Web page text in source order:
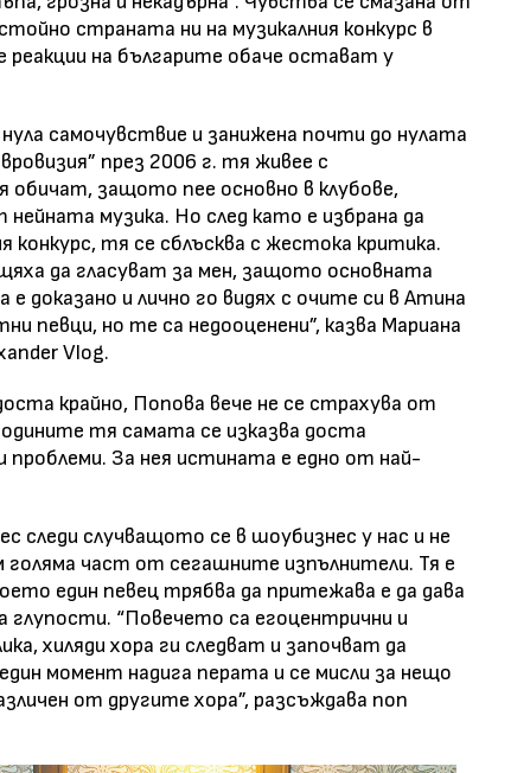
страната ни на музикалния конкурс в
на българите обаче остават у
самочувствие и занижена почти до нулата
през 2006 г. тя живее с
обичат, защото пее основно в клубове,
музика. Но след като е избрана да
конкурс, тя се сблъсква с жестока критика.
да гласуват за мен, защото основната
е доказано и лично го видях с очите си в Атина
певци, но те са недооценени”, казва Мариана
Vlog.
крайно, Попова вече не се страхува от
тя самата се изказва доста
проблеми. За нея истината е едно от най-
следи случващото се в шоубизнес у нас и не
част от сегашните изпълнители. Тя е
един певец трябва да притежава е да дава
глупости. “Повечето са егоцентрични и
хиляди хора ги следват и започват да
момент надига перата и се мисли за нещо
от другите хора”, разсъждава поп